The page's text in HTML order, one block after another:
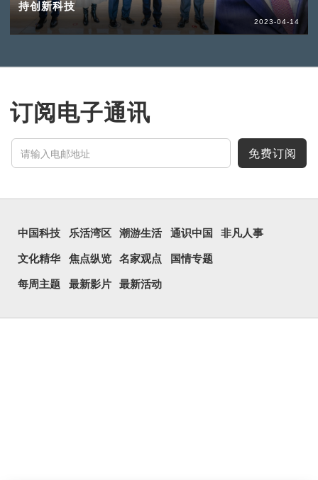
持创新科技
2023-04-14
订阅电子通讯
免费订阅
中国科技 乐活湾区 潮游生活 通识中国 非凡人事
文化精华 焦点纵览 名家观点 国情专题
每周主题 最新影片 最新活动